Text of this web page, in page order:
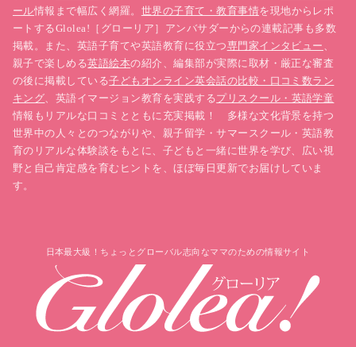
ール情報まで幅広く網羅。 世界の子育て・教育事情を現地からレポ
ートするGlolea!［グローリア］アンバサダーからの連載記事も多数
掲載。また、英語子育てや英語教育に役立つ専門家インタビュー 、
親子で楽しめる英語絵本の紹介、編集部が実際に取材・厳正な審査
の後に掲載している子どもオンライン英会話の比較・口コミ数ラン
キング、英語イマージョン教育を実践するプリスクール・英語学童
情報もリアルな口コミとともに充実掲載！ 多様な文化背景を持つ
世界中の人々とのつながりや、親子留学・サマースクール・英語教
育のリアルな体験談をもとに、子どもと一緒に世界を学び、広い視
野と自己肯定感を育むヒントを、ほぼ毎日更新でお届けしていま
す。
日本最大級！ちょっとグローバル志向なママのための情報サイト